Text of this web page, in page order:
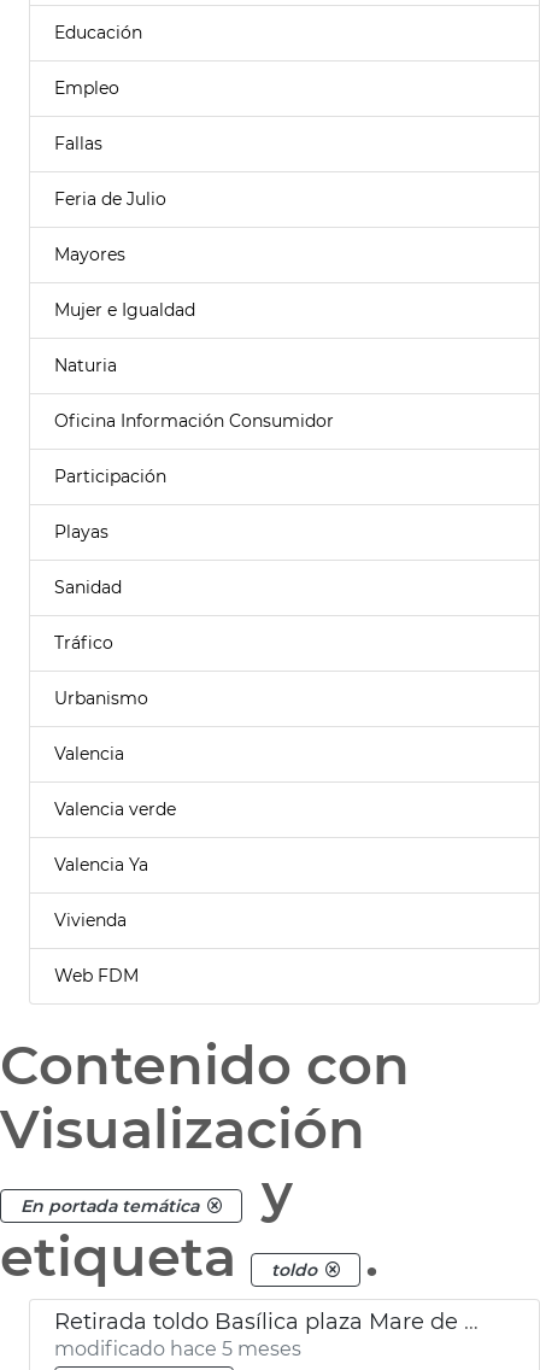
Educación
Empleo
Fallas
Feria de Julio
Mayores
Mujer e Igualdad
Naturia
Oficina Información Consumidor
Participación
Playas
Sanidad
Tráfico
Urbanismo
Valencia
Valencia verde
Valencia Ya
Vivienda
Web FDM
Contenido con
Visualización
En portada temática
y
etiqueta
toldo .
Retirada toldo Basílica plaza Mare de Déu
modificado hace 5 meses